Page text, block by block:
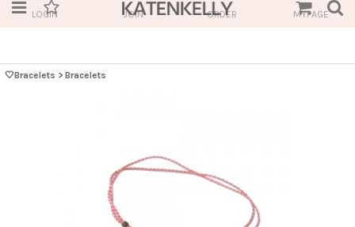
LOGIN JOIN ORDER MYPAGE
🤍Bracelets > Bracelets